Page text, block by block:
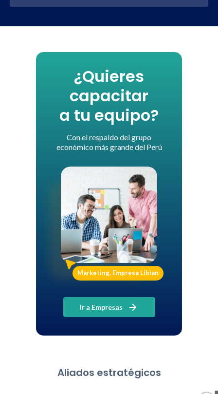
¿Quieres
capacitar
a tu equipo?
Con el respaldo del grupo
económico más grande del Perú
Marketing, Empresa Libian
Ir a Empresas
Aliados estratégicos